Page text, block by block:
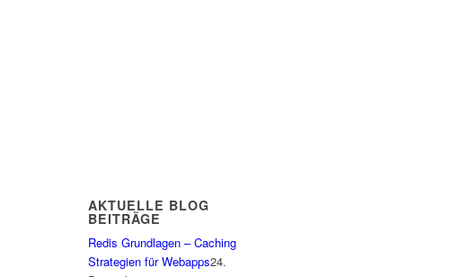
AKTUELLE BLOG
BEITRÄGE
Redis Grundlagen – Caching
Strategien für Webapps24.